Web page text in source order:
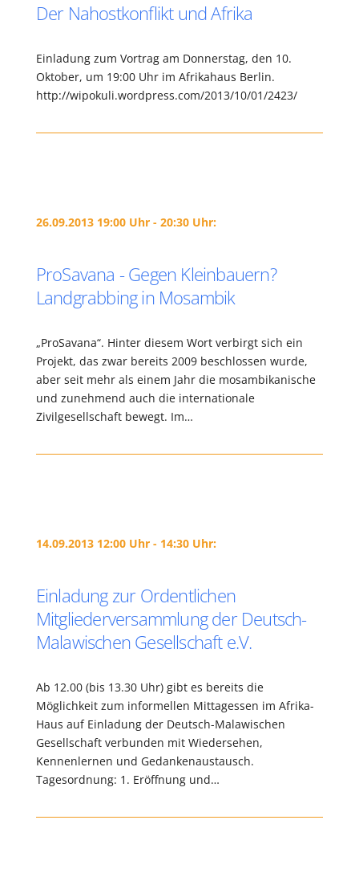
Der Nahostkonflikt und Afrika
Einladung zum Vortrag am Donnerstag, den 10.
Oktober, um 19:00 Uhr im Afrikahaus Berlin.
http://wipokuli.wordpress.com/2013/10/01/2423/
26.09.2013 19:00 Uhr - 20:30 Uhr:
ProSavana - Gegen Kleinbauern?
Landgrabbing in Mosambik
„ProSavana“. Hinter diesem Wort verbirgt sich ein
Projekt, das zwar bereits 2009 beschlossen wurde,
aber seit mehr als einem Jahr die mosambikanische
und zunehmend auch die internationale
Zivilgesellschaft bewegt. Im…
14.09.2013 12:00 Uhr - 14:30 Uhr:
Einladung zur Ordentlichen
Mitgliederversammlung der Deutsch-
Malawischen Gesellschaft e.V.
Ab 12.00 (bis 13.30 Uhr) gibt es bereits die
Möglichkeit zum informellen Mittagessen im Afrika-
Haus auf Einladung der Deutsch-Malawischen
Gesellschaft verbunden mit Wiedersehen,
Kennenlernen und Gedankenaustausch.
Tagesordnung: 1. Eröffnung und…